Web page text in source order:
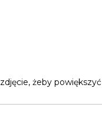
zdjęcie, żeby powiększyć